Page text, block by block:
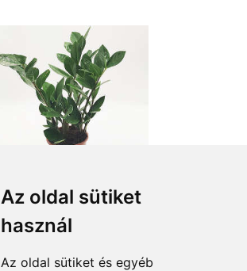
Az oldal sütiket
használ
Az oldal sütiket és egyéb
Cserepes Zamio
10 480 Ft-tól